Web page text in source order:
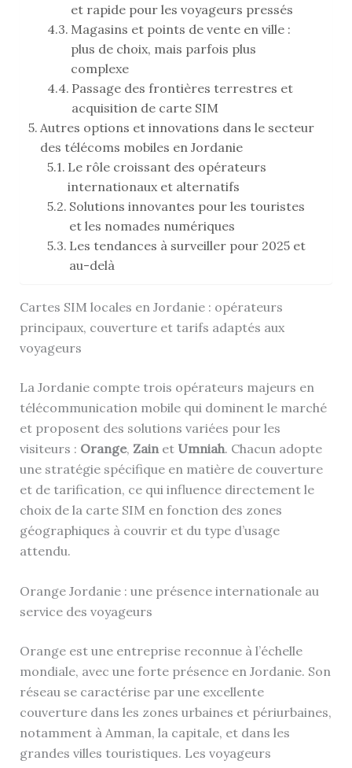
et rapide pour les voyageurs pressés
Magasins et points de vente en ville :
plus de choix, mais parfois plus
complexe
Passage des frontières terrestres et
acquisition de carte SIM
Autres options et innovations dans le secteur
des télécoms mobiles en Jordanie
Le rôle croissant des opérateurs
internationaux et alternatifs
Solutions innovantes pour les touristes
et les nomades numériques
Les tendances à surveiller pour 2025 et
au-delà
Cartes SIM locales en Jordanie : opérateurs
principaux, couverture et tarifs adaptés aux
voyageurs
La Jordanie compte trois opérateurs majeurs en
télécommunication mobile qui dominent le marché
et proposent des solutions variées pour les
visiteurs : Orange, Zainet Umniah. Chacun adopte
une stratégie spécifique en matière de couverture
et de tarification, ce qui influence directement le
choix de la carte SIM en fonction des zones
géographiques à couvrir et du type d’usage
attendu.
Orange Jordanie : une présence internationale au
service des voyageurs
Orange est une entreprise reconnue à l’échelle
mondiale, avec une forte présence en Jordanie. Son
réseau se caractérise par une excellente
couverture dans les zones urbaines et périurbaines,
notamment à Amman, la capitale, et dans les
grandes villes touristiques. Les voyageurs